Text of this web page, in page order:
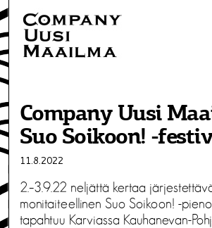
Company Uusi
Suo Soikoon! -
11.8.2022
2.–3.9.22 neljättä kertaa
monitaiteellinen Suo Soikoon! -
tapahtuu Karviassa Kauhanevan-